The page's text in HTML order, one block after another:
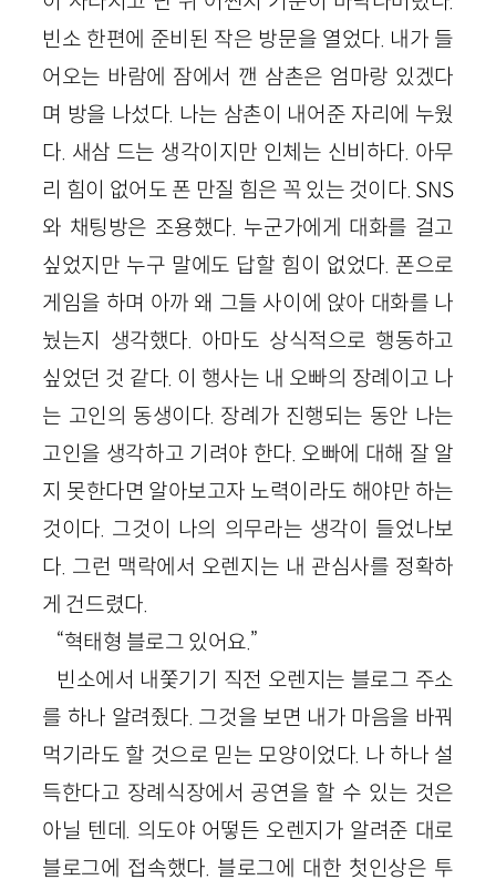
빈소 한편에 준비된 작은 방문을 열었다. 내가 들
어오는 바람에 잠에서 깬 삼촌은 엄마랑 있겠다
며 방을 나섰다. 나는 삼촌이 내어준 자리에 누웠
다. 새삼 드는 생각이지만 인체는 신비하다. 아무
리 힘이 없어도 폰 만질 힘은 꼭 있는 것이다. SNS
와 채팅방은 조용했다. 누군가에게 대화를 걸고
싶었지만 누구 말에도 답할 힘이 없었다. 폰으로
게임을 하며 아까 왜 그들 사이에 앉아 대화를 나
눴는지 생각했다. 아마도 상식적으로 행동하고
싶었던 것 같다. 이 행사는 내 오빠의 장례이고 나
는 고인의 동생이다. 장례가 진행되는 동안 나는
고인을 생각하고 기려야 한다. 오빠에 대해 잘 알
지 못한다면 알아보고자 노력이라도 해야만 하는
것이다. 그것이 나의 의무라는 생각이 들었나보
다. 그런 맥락에서 오렌지는 내 관심사를 정확하
게 건드렸다.
“혁태형 블로그 있어요.”
빈소에서 내쫓기기 직전 오렌지는 블로그 주소
를 하나 알려줬다. 그것을 보면 내가 마음을 바꿔
먹기라도 할 것으로 믿는 모양이었다. 나 하나 설
득한다고 장례식장에서 공연을 할 수 있는 것은
아닐 텐데. 의도야 어떻든 오렌지가 알려준 대로
블로그에 접속했다. 블로그에 대한 첫인상은 투